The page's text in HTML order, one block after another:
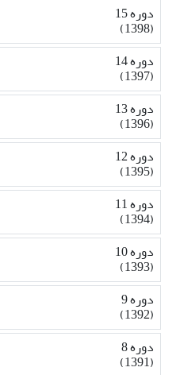
دوره 15
(1398)
دوره 14
(1397)
دوره 13
(1396)
دوره 12
(1395)
دوره 11
(1394)
دوره 10
(1393)
دوره 9
(1392)
دوره 8
(1391)